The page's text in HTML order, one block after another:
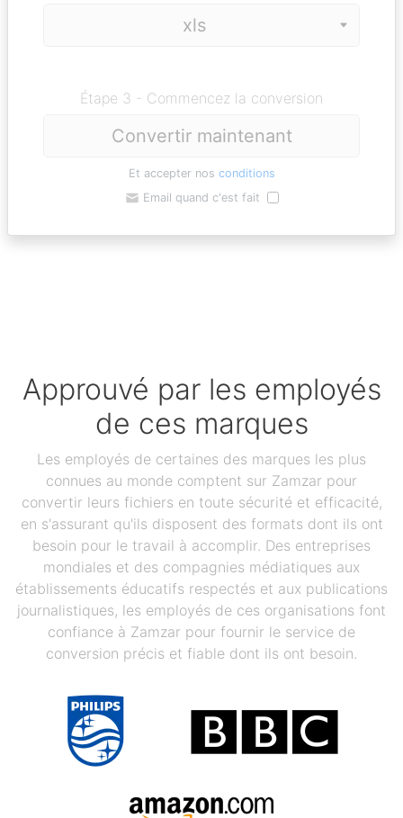
Étape 3 - Commencez la conversion
Convertir maintenant
Et accepter nos conditions
Email quand c'est fait
Approuvé par les employés
de ces marques
Les employés de certaines des marques les plus
connues au monde comptent sur Zamzar pour
convertir leurs fichiers en toute sécurité et efficacité,
en s'assurant qu'ils disposent des formats dont ils ont
besoin pour le travail à accomplir. Des entreprises
mondiales et des compagnies médiatiques aux
établissements éducatifs respectés et aux publications
journalistiques, les employés de ces organisations font
confiance à Zamzar pour fournir le service de
conversion précis et fiable dont ils ont besoin.